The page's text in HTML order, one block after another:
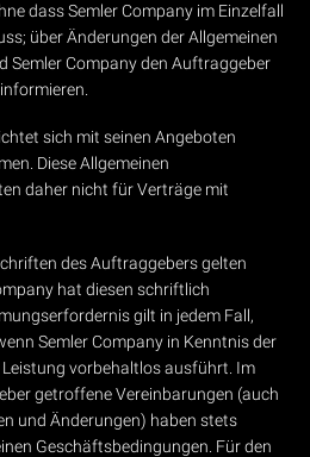
dass Semler Company im Einzelfall
über Änderungen der Allgemeinen
Semler Company den Auftraggeber
sich mit seinen Angeboten
Diese Allgemeinen
daher nicht für Verträge mit
des Auftraggebers gelten
hat diesen schriftlich
gilt in jedem Fall,
Semler Company in Kenntnis der
vorbehaltlos ausführt. Im
getroffene Vereinbarungen (auch
und Änderungen) haben stets
Geschäftsbedingungen. Für den